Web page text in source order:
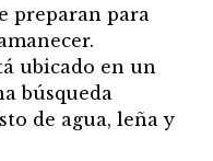
preparan para
ubicado en un
búsqueda
de agua, leña y